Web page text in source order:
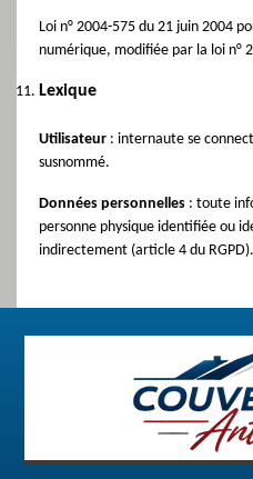
Loi n° 2004-575 du 21 juin 2004
numérique, modifiée par la loi n°
Lexique
Utilisateur : internaute se
susnommé.
Données personnelles : toute
personne physique identifiée ou
indirectement (article 4 du RGPD).